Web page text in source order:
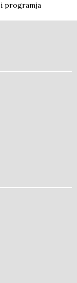
programja